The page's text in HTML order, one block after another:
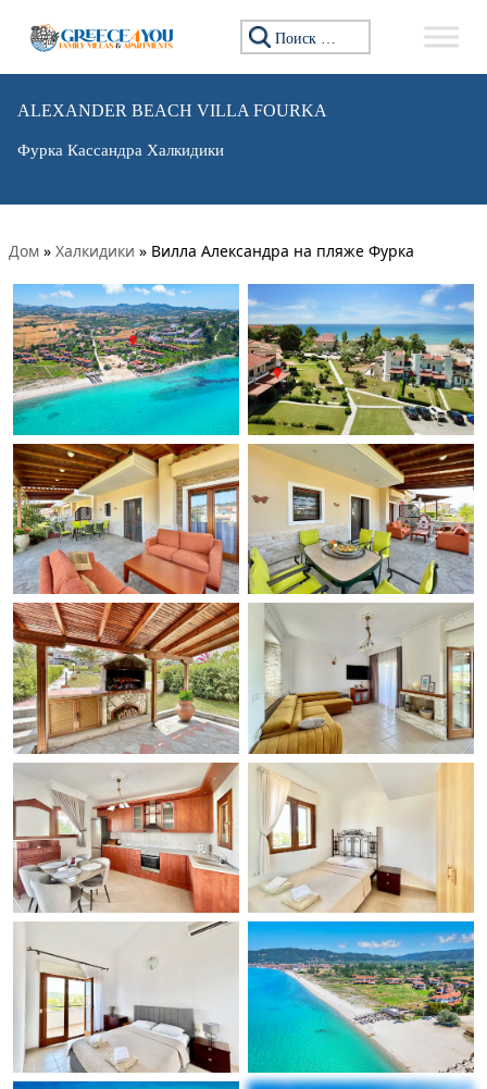
Искать:
ALEXANDER BEACH VILLA FOURKA
Фурка Кассандра Халкидики
Дом » Халкидики » Вилла Александра на пляже Фурка